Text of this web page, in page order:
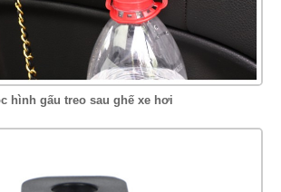
hình gấu treo sau ghế xe hơi